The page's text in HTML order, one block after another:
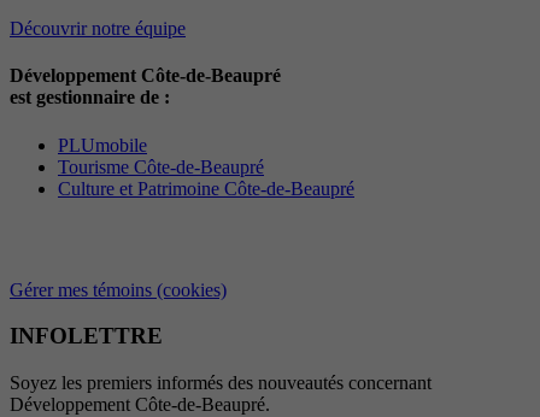
Découvrir notre équipe
Développement Côte-de-Beaupré
est gestionnaire de :
PLUmobile
Tourisme Côte-de-Beaupré
Culture et Patrimoine Côte-de-Beaupré
Gérer mes témoins (cookies)
INFOLETTRE
Soyez les premiers informés des nouveautés concernant
Développement Côte-de-Beaupré.